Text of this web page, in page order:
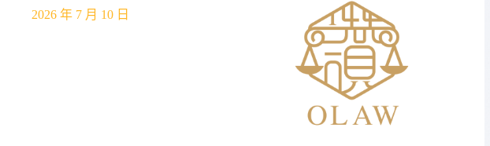
2026 年 7 月 10 日